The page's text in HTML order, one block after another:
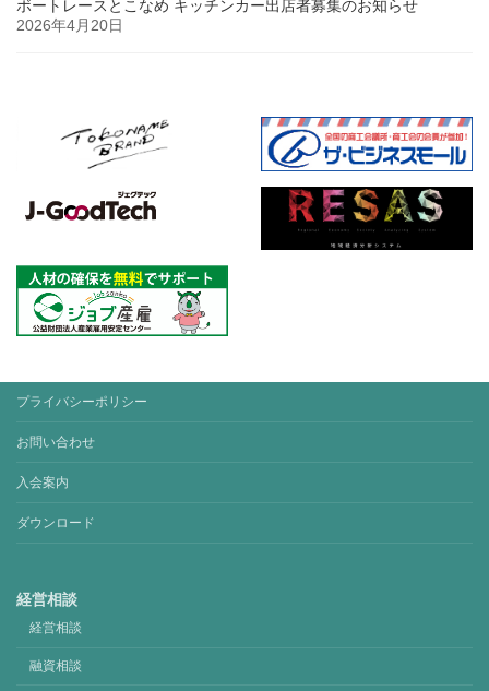
ボートレースとこなめ キッチンカー出店者募集のお知らせ
2026年4月20日
プライバシーポリシー
お問い合わせ
入会案内
ダウンロード
経営相談
経営相談
融資相談